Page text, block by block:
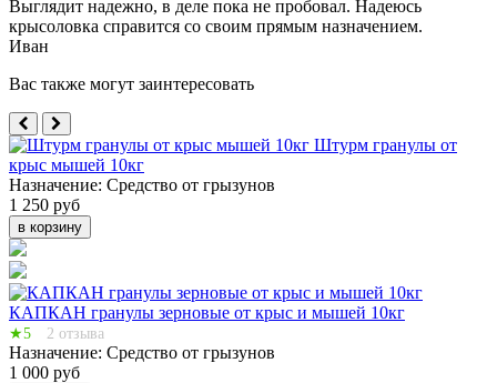
Выглядит надежно, в деле пока не пробовал. Надеюсь
крысоловка справится со своим прямым назначением.
Иван
Вас также могут заинтересовать
Штурм гранулы от
крыс мышей 10кг
Назначение: Средство от грызунов
1 250 руб
в корзину
КАПКАН гранулы зерновые от крыс и мышей 10кг
★5 2 отзыва
Назначение: Средство от грызунов
1 000 руб